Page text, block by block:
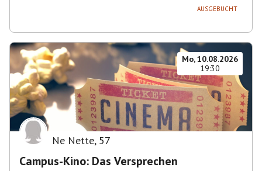
AUSGEBUCHT
Mo, 10.08.2026
19:30
Ne Nette, 57
Campus-Kino: Das Versprechen